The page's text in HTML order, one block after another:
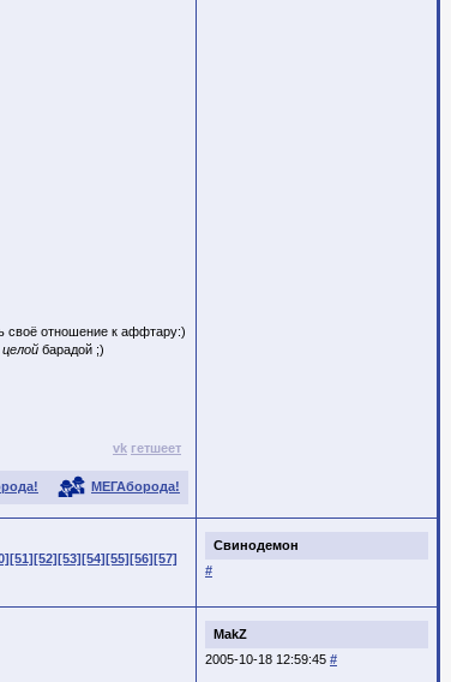
своё отношение к аффтару:)
барадой ;)
vk гетшеет
МЕГАборода!
Свинодемон
#
[51][52][53][54][55][56][57]
MakZ
2005-10-18 12:59:45 #